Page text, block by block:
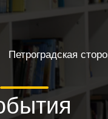
Петроградская